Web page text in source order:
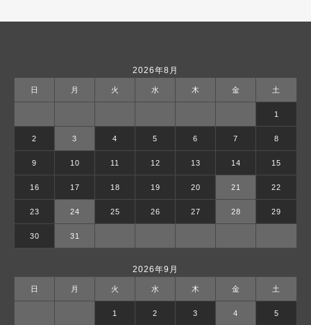
2026年8月
日 月 火 水 木 金 土
1
2 3 4 5 6 7 8
9 10 11 12 13 14 15
16 17 18 19 20 21 22
23 24 25 26 27 28 29
30 31
2026年9月
日 月 火 水 木 金 土
1 2 3 4 5